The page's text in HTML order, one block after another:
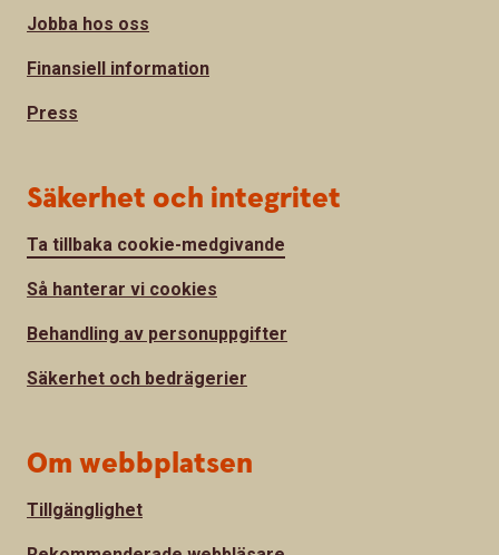
Jobba hos oss
Finansiell information
Press
Säkerhet och integritet
Ta tillbaka cookie-medgivande
Så hanterar vi cookies
Behandling av personuppgifter
Säkerhet och bedrägerier
Om webbplatsen
Tillgänglighet